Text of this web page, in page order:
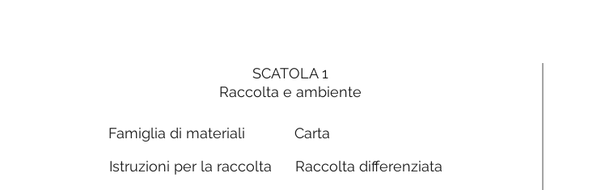
SCATOLA 1
Raccolta e ambiente
Famiglia di materiali
Istruzioni per la raccolta
Carta
Raccolta differenziata